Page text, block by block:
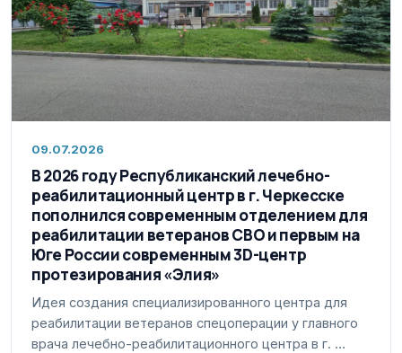
09.07.2026
В 2026 году Республиканский лечебно-
реабилитационный центр в г. Черкесске
пополнился современным отделением для
реабилитации ветеранов СВО и первым на
Юге России современным 3D-центр
протезирования «Элия»
Идея создания специализированного центра для
реабилитации ветеранов спецоперации у главного
врача лечебно-реабилитационного центра в г. …